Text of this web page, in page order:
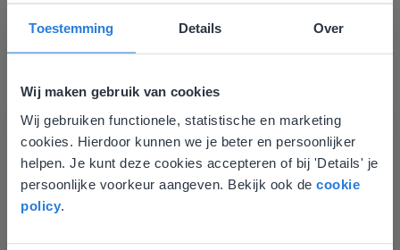
Toestemming Details Over
Wij maken gebruik van cookies
Wij gebruiken functionele, statistische en marketing
cookies. Hierdoor kunnen we je beter en persoonlijker
helpen. Je kunt deze cookies accepteren of bij 'Details' je
persoonlijke voorkeur aangeven. Bekijk ook de cookie
policy
Ontdek meer!
Deze website komt niet
overeen met je locatie
Gezien je locatie, denken we dat je misschien
liever naar de website voor English gaat. Hier